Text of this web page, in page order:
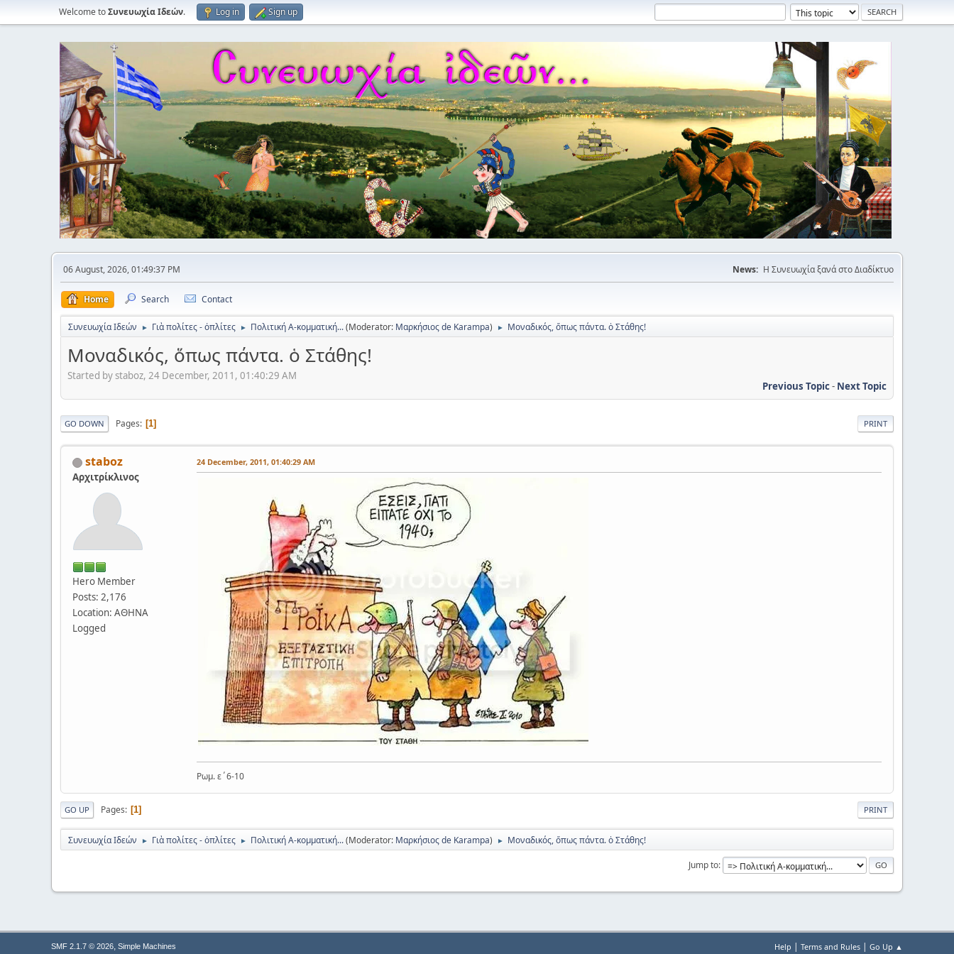
Welcome toΣυνευωχία Ιδεών. Log in Sign up
06 August, 2026, 01:49:37 PM News: Η Συνευωχία ξανά στο Διαδίκτυο
Home Search Contact
Συνευωχία Ιδεών ► Γιὰ πολίτες - ὀπλίτες ► Πολιτική Α-κομματική...(Moderator: Μαρκήσιος de Karampa) ► Μοναδικός, ὅπως πάντα. ὁ Στάθης!
Μοναδικός, ὅπως πάντα. ὁ Στάθης!
Started by staboz, 24 December, 2011, 01:40:29 AM
Previous Topic- Next Topic
PRINT
GO DOWN Pages 1
staboz
Αρχιτρίκλινος
Hero Member
Posts: 2,176
Location: ΑΘΗΝΑ
Logged
24 December, 2011, 01:40:29 AM
Ρωμ. ε΄6-10
PRINT
GO UP Pages 1
Συνευωχία Ιδεών ► Γιὰ πολίτες - ὀπλίτες ► Πολιτική Α-κομματική...(Moderator: Μαρκήσιος de Karampa) ► Μοναδικός, ὅπως πάντα. ὁ Στάθης!
Jump to
Help | Terms and Rules | Go Up ▲
SMF 2.1.7 © 2026, Simple Machines